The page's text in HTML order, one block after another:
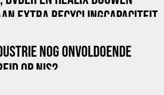
EXTRA RECYCLINGCAPACITEIT
NOG ONVOLDOENDE
OP NIS2